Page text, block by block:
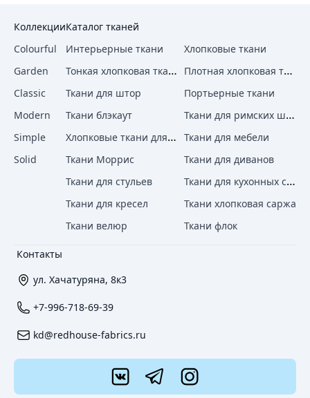
Контакты
ул. Хачатуряна, 8к3
+7-996-718-69-39
kd@redhouse-fabrics.ru
Коллекции
Colourful
Garden
Classic
Modern
Simple
Solid
Каталог тканей
Интерьерные ткани
Хлопковые ткани
Тонкая хлопковая ткань Плотная хлопковая ткань
Ткани для штор
Портьерные ткани
Ткани блэкаут
Ткани для римских штор
Хлопковые ткани для штор
Ткани для мебели
Ткани Моррис
Ткани для диванов
Ткани для стульев
Ткани для кухонных стульев
Ткани для кресел
Ткани хлопковая саржа
Ткани велюр
Ткани флок